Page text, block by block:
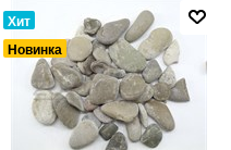
Хит
Новинка